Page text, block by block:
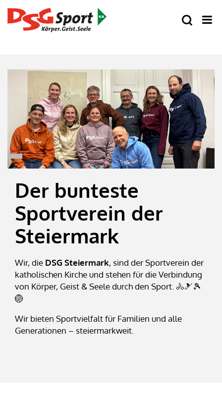
Der bunteste
Sportverein der
Steiermark
Wir, die DSG Steiermark, sind der Sportverein der
katholischen Kirche und stehen für die Verbindung
von Körper, Geist & Seele durch den Sport. 🚴🎿🎾
🏐
Wir bieten Sportvielfalt für Familien und alle
Generationen – steiermarkweit.